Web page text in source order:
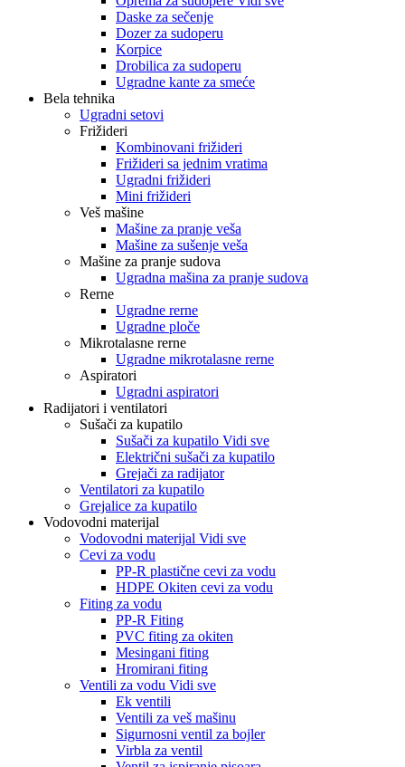
Daske za sečenje
Dozer za sudoperu
Korpice
Drobilica za sudoperu
Ugradne kante za smeće
Bela tehnika
Ugradni setovi
Frižideri
Kombinovani frižideri
Frižideri sa jednim vratima
Ugradni frižideri
Mini frižideri
Veš mašine
Mašine za pranje veša
Mašine za sušenje veša
Mašine za pranje sudova
Ugradna mašina za pranje sudova
Rerne
Ugradne rerne
Ugradne ploče
Mikrotalasne rerne
Ugradne mikrotalasne rerne
Aspiratori
Ugradni aspiratori
Radijatori i ventilatori
Sušači za kupatilo
Sušači za kupatilo Vidi sve
Električni sušači za kupatilo
Grejači za radijator
Ventilatori za kupatilo
Grejalice za kupatilo
Vodovodni materijal
Vodovodni materijal Vidi sve
Cevi za vodu
PP-R plastične cevi za vodu
HDPE Okiten cevi za vodu
Fiting za vodu
PP-R Fiting
PVC fiting za okiten
Mesingani fiting
Hromirani fiting
Ventili za vodu Vidi sve
Ek ventili
Ventili za veš mašinu
Sigurnosni ventil za bojler
Virbla za ventil